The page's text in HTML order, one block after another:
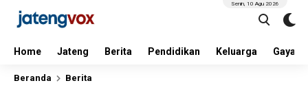
Home Jateng Berita Pendidikan Keluarga Gaya
Senin, 10 Agu 2026
Beranda Berita